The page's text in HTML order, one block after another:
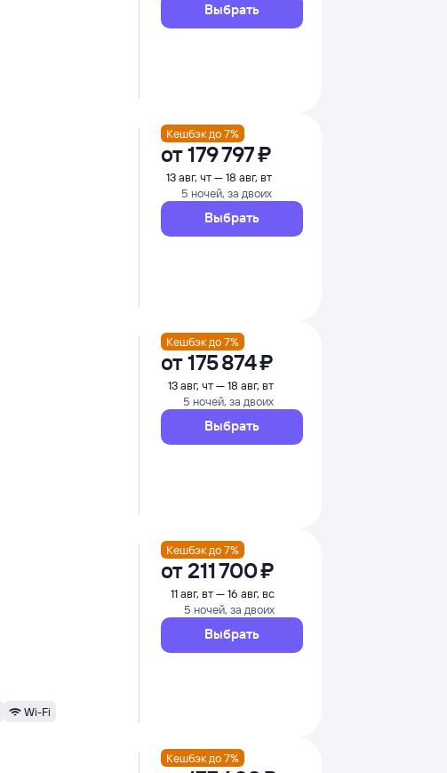
Выбрать
Кешбэк до 7%
от179 ⁠797 ⁠₽
13 авг, чт — 18 авг, вт
5 ночей, за двоих
Выбрать
Кешбэк до 7%
от175 ⁠874 ⁠₽
13 авг, чт — 18 авг, вт
5 ночей, за двоих
Выбрать
Wi-Fi
Кешбэк до 7%
от 211 ⁠700 ⁠₽
11 авг, вт — 16 авг, вс
5 ночей, за двоих
Выбрать
Кешбэк до 7%